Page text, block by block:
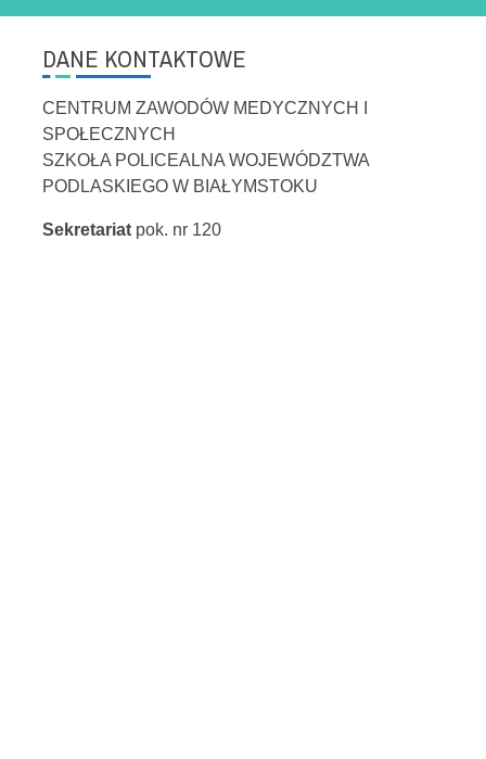
DANE KONTAKTOWE
CENTRUM ZAWODÓW MEDYCZNYCH I
SPOŁECZNYCH
SZKOŁA POLICEALNA WOJEWÓDZTWA
PODLASKIEGO W BIAŁYMSTOKU
Sekretariat pok. nr 120